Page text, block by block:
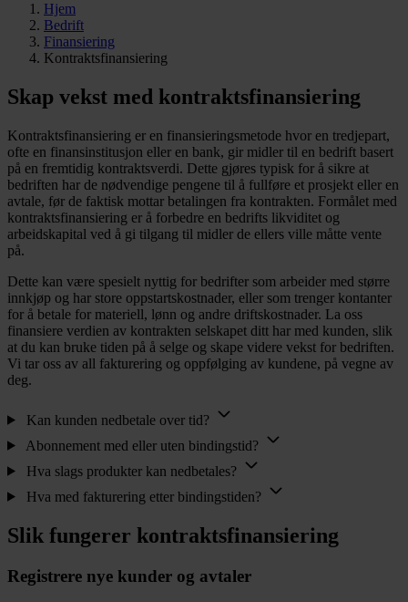
Hjem
Bedrift
Finansiering
Kontraktsfinansiering
Skap vekst med kontraktsfinansiering
Kontraktsfinansiering er en finansieringsmetode hvor en tredjepart,
ofte en finansinstitusjon eller en bank, gir midler til en bedrift basert
på en fremtidig kontraktsverdi. Dette gjøres typisk for å sikre at
bedriften har de nødvendige pengene til å fullføre et prosjekt eller en
avtale, før de faktisk mottar betalingen fra kontrakten. Formålet med
kontraktsfinansiering er å forbedre en bedrifts likviditet og
arbeidskapital ved å gi tilgang til midler de ellers ville måtte vente
på.
Dette kan være spesielt nyttig for bedrifter som arbeider med større
innkjøp og har store oppstartskostnader, eller som trenger kontanter
for å betale for materiell, lønn og andre driftskostnader. La oss
finansiere verdien av kontrakten selskapet ditt har med kunden, slik
at du kan bruke tiden på å selge og skape videre vekst for bedriften.
Vi tar oss av all fakturering og oppfølging av kundene, på vegne av
deg.
Kan kunden nedbetale over tid?
Abonnement med eller uten bindingstid?
Hva slags produkter kan nedbetales?
Hva med fakturering etter bindingstiden?
Slik fungerer kontraktsfinansiering
Registrere nye kunder og avtaler